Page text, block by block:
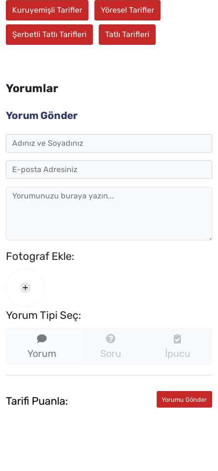
Kuruyemişli Tarifler Yöresel Tarifler
Şerbetli Tatlı Tarifleri Tatlı Tarifleri
Yorumlar
Yorum Gönder
Fotograf Ekle:
Yorum Tipi Seç:
Yorum Soru İpucu
Tarifi Puanla: